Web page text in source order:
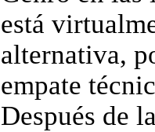
está
alternativa,
empate
Después de